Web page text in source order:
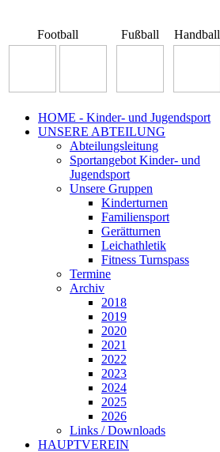
Football Fußball Handball
HOME - Kinder- und Jugendsport
UNSERE ABTEILUNG
Abteilungsleitung
Sportangebot Kinder- und
Jugendsport
Unsere Gruppen
Kinderturnen
Familiensport
Gerätturnen
Leichathletik
Fitness Turnspass
Termine
Archiv
2018
2019
2020
2021
2022
2023
2024
2025
2026
Links / Downloads
HAUPTVEREIN